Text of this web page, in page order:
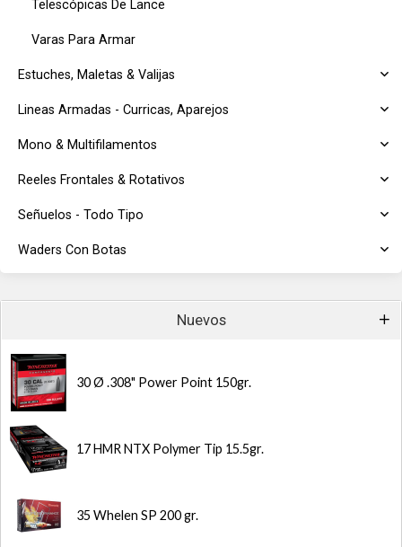
Telescópicas De Lance
Varas Para Armar
Estuches, Maletas & Valijas
Lineas Armadas - Curricas, Aparejos
Mono & Multifilamentos
Reeles Frontales & Rotativos
Señuelos - Todo Tipo
Waders Con Botas
Nuevos
30 Ø .308" Power Point 150gr.
17 HMR NTX Polymer Tip 15.5gr.
35 Whelen SP 200 gr.